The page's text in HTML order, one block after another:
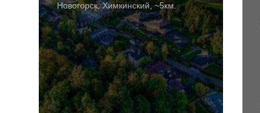
Новогорск, Химкинский, ~5км.